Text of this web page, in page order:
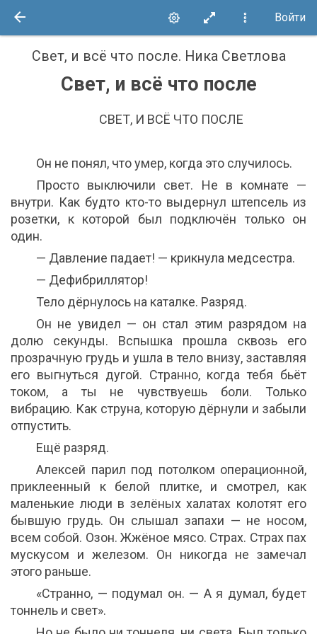
Войти
Свет, и всё что после. Ника Светлова
Свет, и всё что после
СВЕТ, И ВСЁ ЧТО ПОСЛЕ
Он не понял, что умер, когда это случилось.
Просто выключили свет. Не в комнате —
внутри. Как будто кто-то выдернул штепсель из
розетки, к которой был подключён только он
один.
— Давление падает! — крикнула медсестра.
— Дефибриллятор!
Тело дёрнулось на каталке. Разряд.
Он не увидел — он стал этим разрядом на
долю секунды. Вспышка прошла сквозь его
прозрачную грудь и ушла в тело внизу, заставляя
его выгнуться дугой. Странно, когда тебя бьёт
током, а ты не чувствуешь боли. Только
вибрацию. Как струна, которую дёрнули и забыли
отпустить.
Ещё разряд.
Алексей парил под потолком операционной,
приклеенный к белой плитке, и смотрел, как
маленькие люди в зелёных халатах колотят его
бывшую грудь. Он слышал запахи — не носом,
всем собой. Озон. Жжёное мясо. Страх. Страх пах
мускусом и железом. Он никогда не замечал
этого раньше.
«Странно, — подумал он. — А я думал, будет
тоннель и свет».